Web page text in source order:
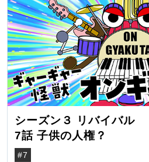
シーズン３ リバイバル
7話 子供の人権？
#7